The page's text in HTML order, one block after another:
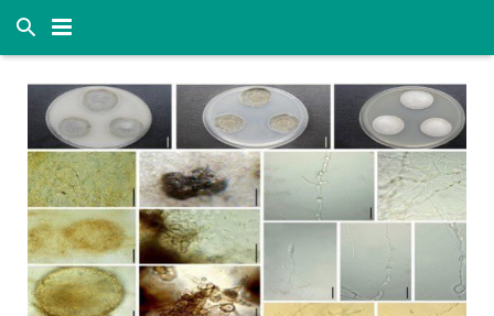
قارچ خانه
آموزش
خدمات
قیمت قارچ و تحلیل بازار
قوانین و مقررات